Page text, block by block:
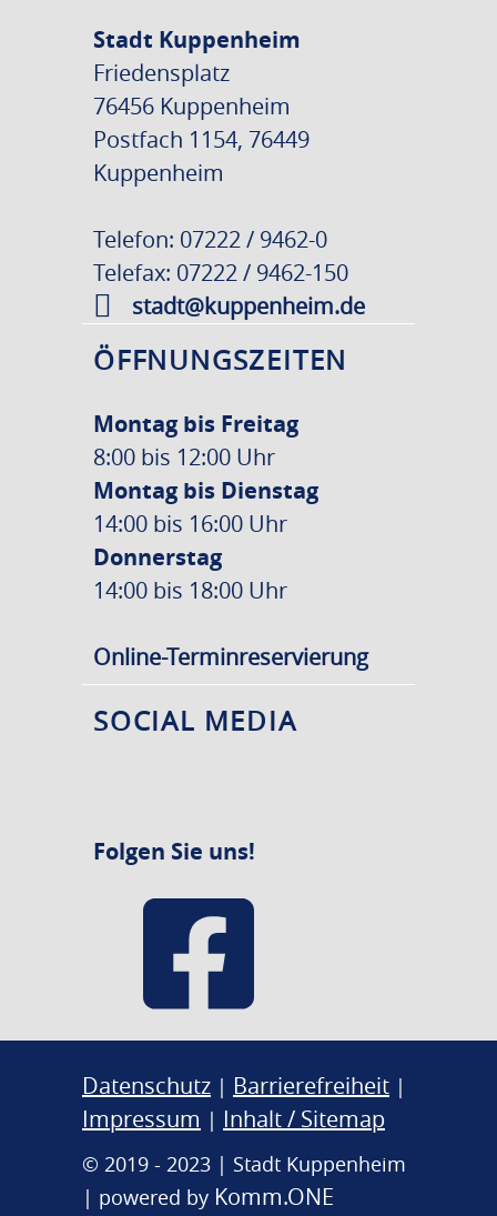
Stadt Kuppenheim
Friedensplatz
76456 Kuppenheim
Postfach 1154, 76449
Kuppenheim
Telefon: 07222 / 9462-0
Telefax: 07222 / 9462-150
stadt@kuppenheim.de
ÖFFNUNGSZEITEN
Montag bis Freitag
8:00 bis 12:00 Uhr
Montag bis Dienstag
14:00 bis 16:00 Uhr
Donnerstag
14:00 bis 18:00 Uhr
Online-Terminreservierung
SOCIAL MEDIA
Folgen Sie uns!
Datenschutz | Barrierefreiheit |
Impressum | Inhalt / Sitemap
© 2019 - 2023 | Stadt Kuppenheim
| powered by Komm.ONE